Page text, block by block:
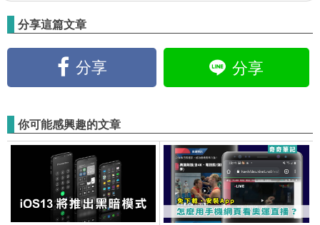
分享這篇文章
分享 分享
你可能感興趣的文章